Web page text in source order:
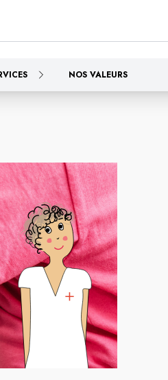
NOS VALEURS